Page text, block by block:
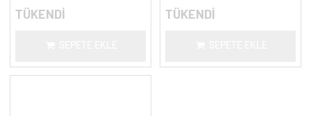
TÜKENDİ TÜKENDİ